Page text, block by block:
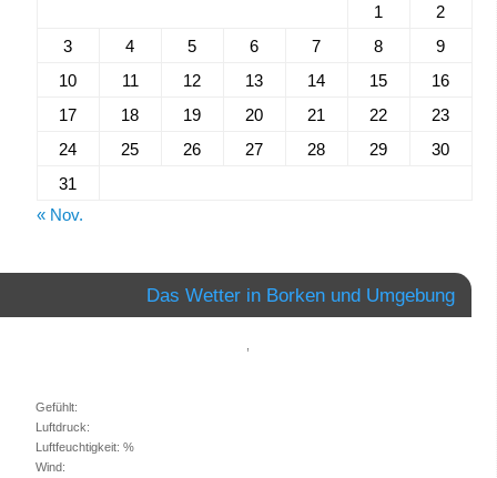
1
2
3
4 5 6 7 8
9
10
11 12 13 14 15
16
17
18 19 20 21 22
23
24
25 26 27 28 29
30
31
« Nov.
Das Wetter in Borken und Umgebung
Gefühlt:
Luftdruck:
Luftfeuchtigkeit: %
Wind: